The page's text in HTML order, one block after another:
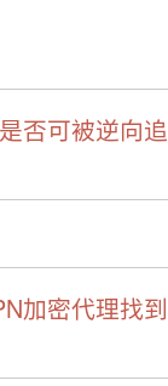
否可被逆向追
加密代理找到